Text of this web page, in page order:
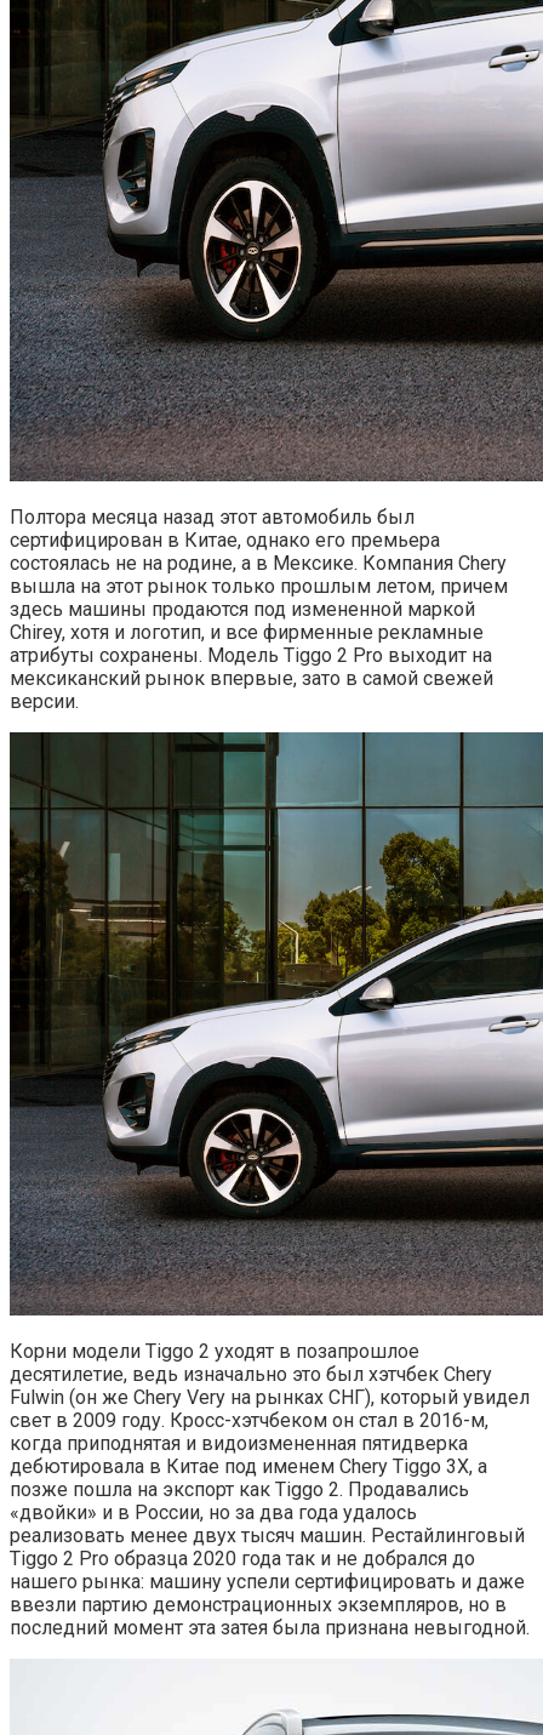
Полтора месяца назад этот автомобиль был
сертифицирован в Китае, однако его премьера
состоялась не на родине, а в Мексике. Компания Chery
вышла на этот рынок только прошлым летом, причем
здесь машины продаются под измененной маркой
Chirey, хотя и логотип, и все фирменные рекламные
атрибуты сохранены. Модель Tiggo 2 Pro выходит на
мексиканский рынок впервые, зато в самой свежей
версии.
Корни модели Tiggo 2 уходят в позапрошлое
десятилетие, ведь изначально это был хэтчбек Chery
Fulwin (он же Chery Very на рынках СНГ), который увидел
свет в 2009 году. Кросс-хэтчбеком он стал в 2016-м,
когда приподнятая и видоизмененная пятидверка
дебютировала в Китае под именем Chery Tiggo 3X, а
позже пошла на экспорт как Tiggo 2. Продавались
«двойки» и в России, но за два года удалось
реализовать менее двух тысяч машин. Рестайлинговый
Tiggo 2 Pro образца 2020 года так и не добрался до
нашего рынка: машину успели сертифицировать и даже
ввезли партию демонстрационных экземпляров, но в
последний момент эта затея была признана невыгодной.